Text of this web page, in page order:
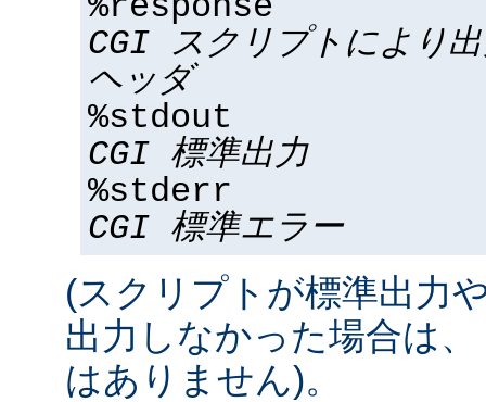
%response
CGI スクリプトにより
ヘッダ
%stdout
CGI 標準出力
%stderr
CGI 標準エラー
(スクリプトが標準出力
出力しなかった場合は
はありません)。